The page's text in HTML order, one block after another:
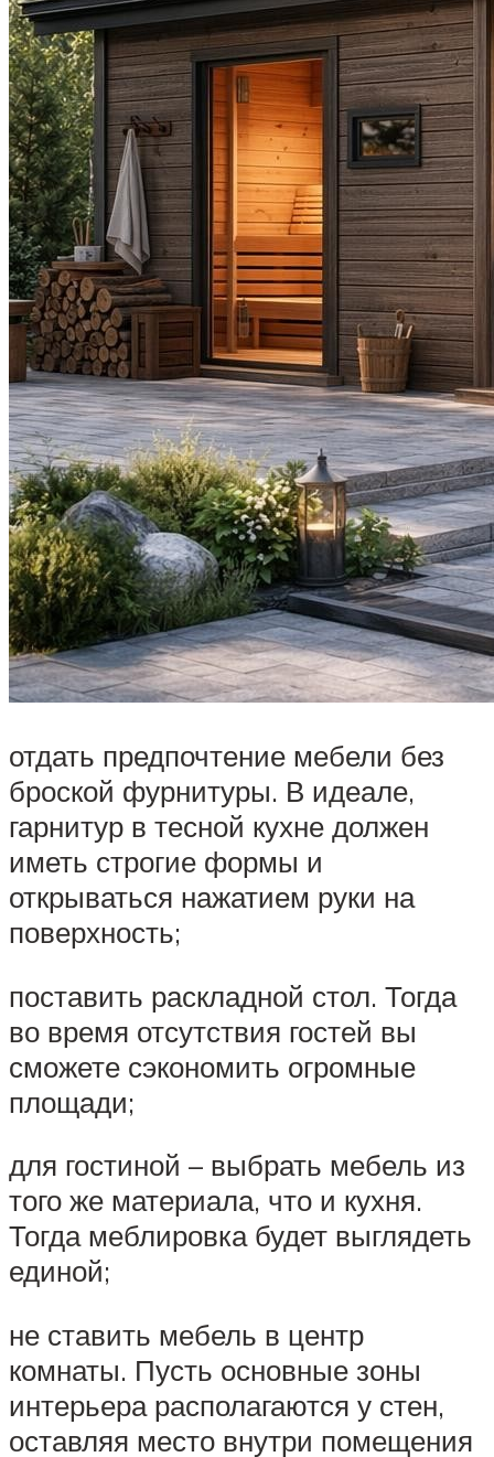
отдать предпочтение мебели без
броской фурнитуры. В идеале,
гарнитур в тесной кухне должен
иметь строгие формы и
открываться нажатием руки на
поверхность;
поставить раскладной стол. Тогда
во время отсутствия гостей вы
сможете сэкономить огромные
площади;
для гостиной – выбрать мебель из
того же материала, что и кухня.
Тогда меблировка будет выглядеть
единой;
не ставить мебель в центр
комнаты. Пусть основные зоны
интерьера располагаются у стен,
оставляя место внутри помещения